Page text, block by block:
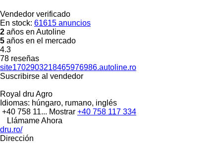
Vendedor verificado
En stock: 61615 anuncios
2 años en Autoline
5 años en el mercado
4.3
78 reseñas
site1702903218465976986.autoline.ro
Suscribirse al vendedor
Royal dru Agro
Idiomas: húngaro, rumano, inglés
+40 758 11... Mostrar +40 758 117 334
Llámame Ahora
dru.ro/
Dirección